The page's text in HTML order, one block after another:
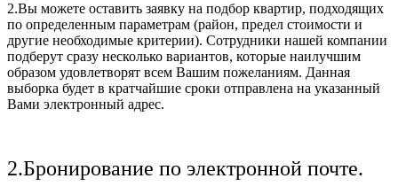
2.Вы можете оставить заявку на подбор квартир, подходящих
по определенным параметрам (район, предел стоимости и
другие необходимые критерии). Сотрудники нашей компании
подберут сразу несколько вариантов, которые наилучшим
образом удовлетворят всем Вашим пожеланиям. Данная
выборка будет в кратчайшие сроки отправлена на указанный
Вами электронный адрес.
2.Бронирование по электронной почте.